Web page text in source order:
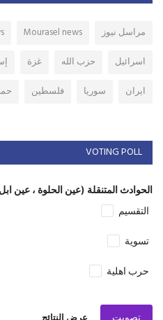
مراسل نيوز Mourasel news
اسرائيل
حزب الله غزة
ايران
سوريا فلسطين
VOTING POLL
الحوادث المتنقلة (عين الحلوة ، عين
التقسيم
تسوية
حرب اهلية